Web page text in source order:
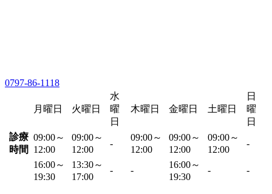
0797-86-1118
月曜日 火曜日
水
曜
日
木曜日 金曜日 土曜日
日
曜
日
診療
時間
09:00～
12:00
09:00～
12:00
-
09:00～
12:00
09:00～
12:00
09:00～
12:00
-
16:00～
19:30
13:30～
17:00
- -
16:00～
19:30
- -